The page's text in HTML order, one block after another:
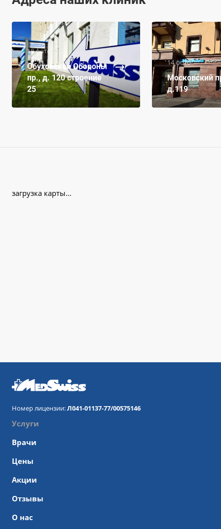
18 фото
Обуховской Обороны
пр., д. 120 строение
25
14 фото
Московский
д.119
загрузка карты...
Номер лицензии:Л041-01137-77/00575146
Услуги
Врачи
Цены
Акции
Отзывы
О нас